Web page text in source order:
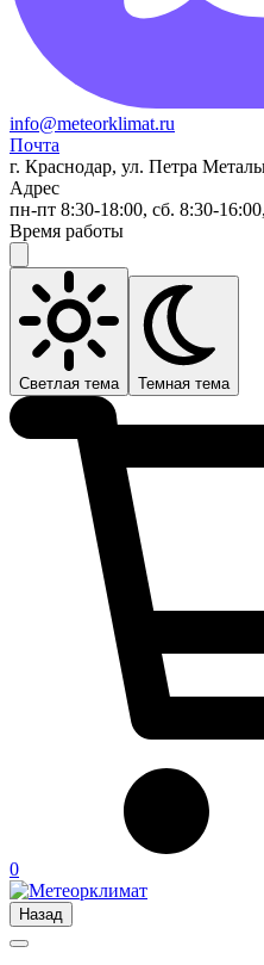
info@meteorklimat.ru
Почта
г. Краснодар, ул. Петра
Адрес
пн-пт 8:30-18:00, сб. 8:30-
Время работы
Светлая тема Темная тема
0
Назад